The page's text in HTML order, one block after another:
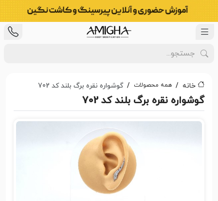
خانه همه محصولات گوشواره نقره برگ بلند کد 702
گوشواره نقره برگ بلند کد 702